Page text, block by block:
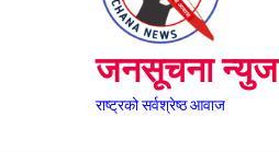
जनसूचना न्युज
राष्ट्रको सर्वश्रेष्ठ आवाज